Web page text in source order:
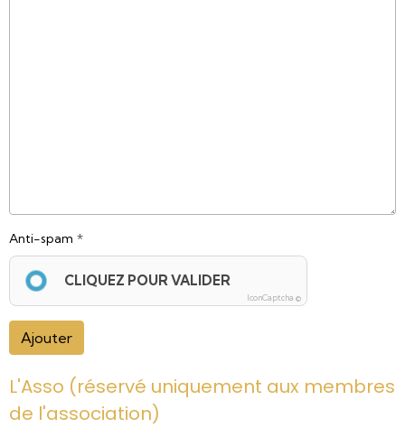
Anti-spam
CLIQUEZ POUR VALIDER
IconCaptcha ©
Ajouter
L'Asso (réservé uniquement aux membres
de l'association)